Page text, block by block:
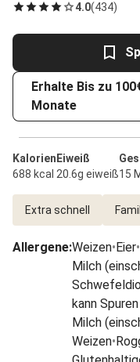
4.0(434)
Erhalte Bis zu
Monate
Kalorien
688 kcal
Eiweiß
20.6g eiweiß15
Extra schnell
Allergene:Weizen•Eier•
Milch
kann
Milch
Weizen•